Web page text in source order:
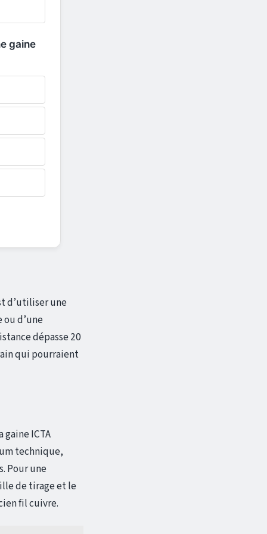
gaine
d’utiliser une
ou d’une
dépasse 20
qui pourraient
ICTA
technique,
Pour une
de tirage et le
fil cuivre.